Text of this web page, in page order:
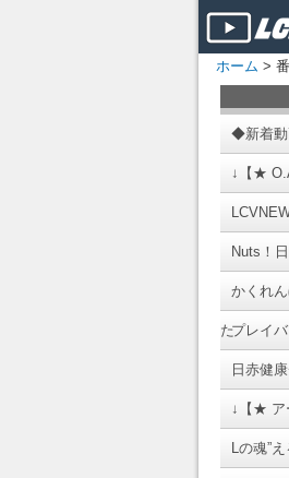
ホーム >
◆新着
↓【★
Nuts！
かくれ
たプレイ
日赤健
↓【★ ア
Lの魂”